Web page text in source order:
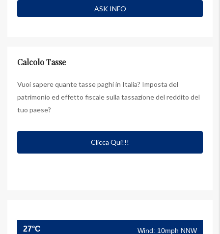
Calcolo Tasse
Vuoi sapere quante tasse paghi in Italia? Imposta del
patrimonio ed effetto fiscale sulla tassazione del reddito del
tuo paese?
Clicca Qui!!!
27°C
Wind: 10mph NNW